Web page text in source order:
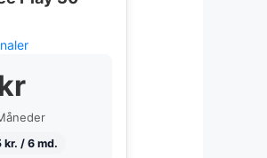
kr. / 6 md.